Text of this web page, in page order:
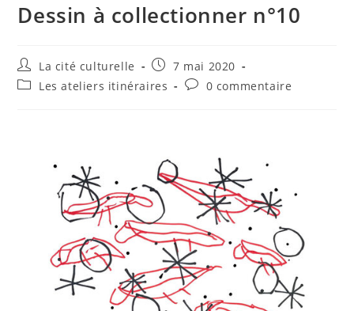
Dessin à collectionner n°10
Auteur/autrice
de
la
La cité culturelle
Publication
publiée :
7 mai 2020
PostLes ateliers itinéraires
Commentaires
0 commentaire